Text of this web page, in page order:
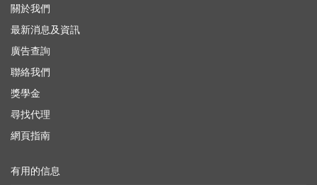
關於我們
最新消息及資訊
廣告查詢
聯絡我們
獎學金
尋找代理
網頁指南
有用的信息